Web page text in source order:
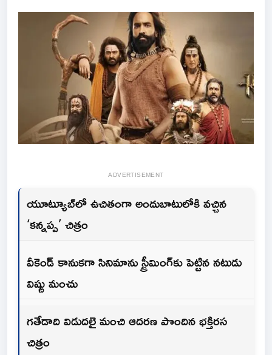
ADVERTISEMENT
యూట్యూబ్‌లో ఉచితంగా అందుబాటులోకి వచ్చిన
‘కన్నప్ప’ చిత్రం
వీకెండ్ కానుకగా సినిమాను స్ట్రీమింగ్‌కు పెట్టిన నటుడు
విష్ణు మంచు
గతేడాది విడుదలై మంచి ఆదరణ పొందిన భక్తిరస
చిత్రం